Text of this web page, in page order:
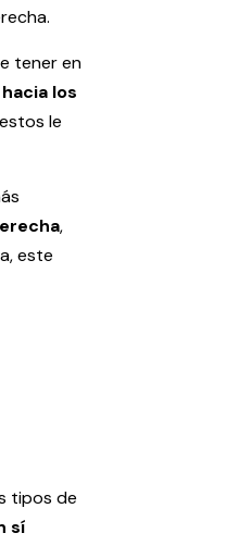
tener en
los
le
,
este
tipos de
sí